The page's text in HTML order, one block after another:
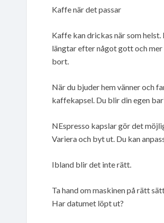
Kaffe när det passar
Kaffe kan drickas när som
längtar efter något gott och
bort.
När du bjuder hem vänner och
kaffekapsel. Du blir din egen
NEspresso kapslar gör det
Variera och byt ut. Du kan
Ibland blir det inte rätt.
Ta hand om maskinen på rätt
Har datumet löpt ut?